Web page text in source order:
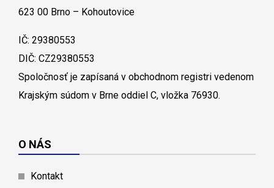
623 00 Brno – Kohoutovice
IČ: 29380553
DIČ: CZ29380553
Spoločnosť je zapísaná v obchodnom registri vedenom
Krajským súdom v Brne oddiel C, vložka 76930.
O NÁS
Kontakt